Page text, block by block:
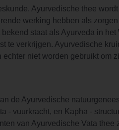
Ayurvedische thee
werking hebben als
staat als Ayurveda in
te verkrijgen. Ayurvedische
niet worden gebruikt
de Ayurvedische
- vuurkracht, en Kapha -
van Ayurvedische Vata